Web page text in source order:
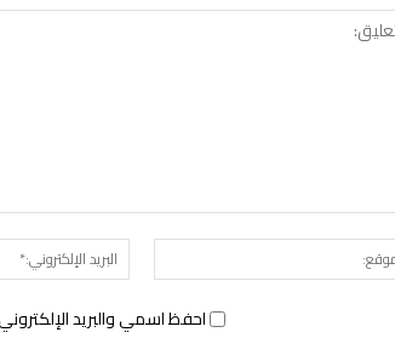
الموقع:
احفظ اسمي والبريد